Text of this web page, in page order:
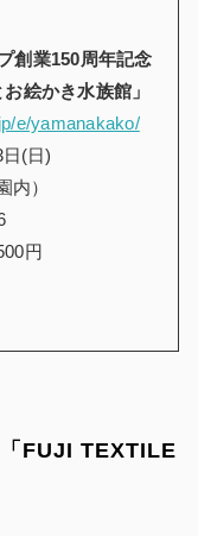
創業150周年記念
絵かき水族館」
e/yamanakako/
(日)
内）
円
FUJI TEXTILE